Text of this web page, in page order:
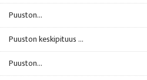
Puuston...
Puuston keskipituus ...
Puuston...